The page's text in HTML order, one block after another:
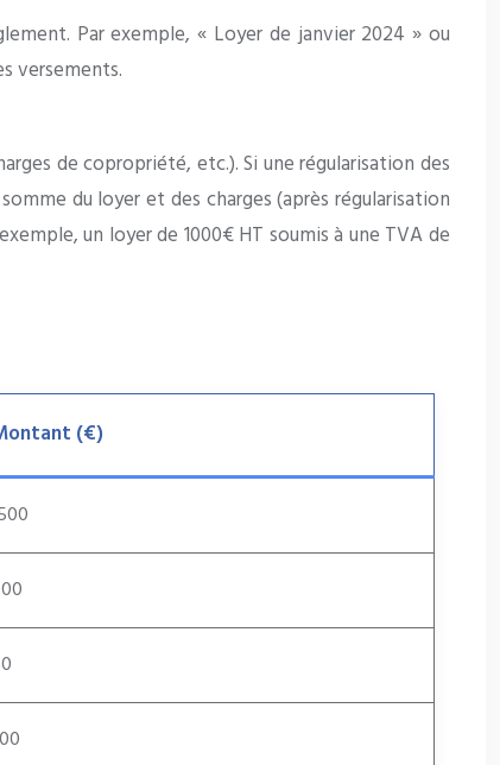
Par exemple, « Loyer de janvier 2024 » ou
versements.
de copropriété, etc.). Si une régularisation des
du loyer et des charges (après régularisation
un loyer de 1000€ HT soumis à une TVA de
(€)